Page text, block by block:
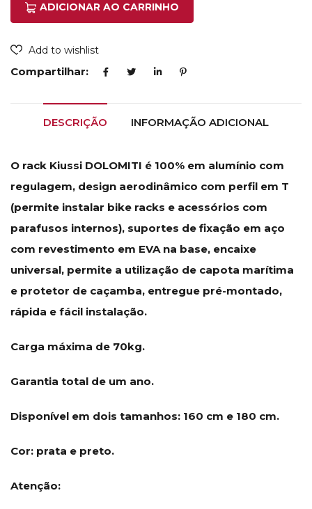
ADICIONAR AO CARRINHO
Add to wishlist
Compartilhar:
DESCRIÇÃO INFORMAÇÃO ADICIONAL
O rack Kiussi DOLOMITI é 100% em alumínio com
regulagem, design aerodinâmico com perfil em T
(permite instalar bike racks e acessórios com
parafusos internos), suportes de fixação em aço
com revestimento em EVA na base, encaixe
universal, permite a utilização de capota marítima
e protetor de caçamba, entregue pré-montado,
rápida e fácil instalação.
Carga máxima de 70kg.
Garantia total de um ano.
Disponível em dois tamanhos: 160 cm e 180 cm.
Cor: prata e preto.
Atenção: